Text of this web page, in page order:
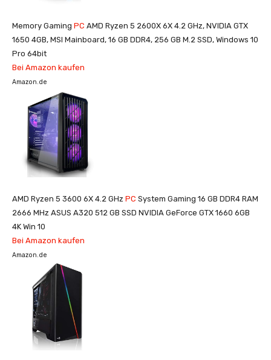
Memory Gaming PC AMD Ryzen 5 2600X 6X 4.2 GHz, NVIDIA GTX
1650 4GB, MSI Mainboard, 16 GB DDR4, 256 GB M.2 SSD, Windows 10
Pro 64bit
Bei Amazon kaufen
Amazon.de
AMD Ryzen 5 3600 6X 4.2 GHz PC System Gaming 16 GB DDR4 RAM
2666 MHz ASUS A320 512 GB SSD NVIDIA GeForce GTX 1660 6GB
4K Win 10
Bei Amazon kaufen
Amazon.de